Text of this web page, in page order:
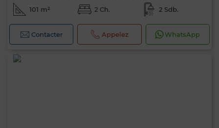
101 m² 2 Ch. 2 Sdb.
Contacter Appelez WhatsApp